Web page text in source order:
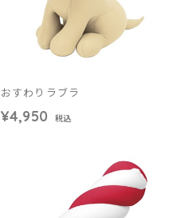
おすわりラブラ
¥4,950 税込